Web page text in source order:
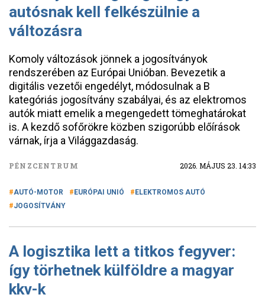
autósnak kell felkészülnie a
változásra
Komoly változások jönnek a jogosítványok
rendszerében az Európai Unióban. Bevezetik a
digitális vezetői engedélyt, módosulnak a B
kategóriás jogosítvány szabályai, és az elektromos
autók miatt emelik a megengedett tömeghatárokat
is. A kezdő sofőrökre közben szigorúbb előírások
várnak, írja a Világgazdaság.
PÉNZCENTRUM 2026. MÁJUS 23. 14:33
AUTÓ-MOTOR EURÓPAI UNIÓ
ELEKTROMOS AUTÓ
JOGOSÍTVÁNY
A logisztika lett a titkos fegyver:
így törhetnek külföldre a magyar
kkv-k